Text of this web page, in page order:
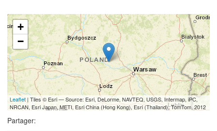
+
−
Leaflet | Tiles © Esri — Source: Esri, DeLorme, NAVTEQ, USGS, Intermap, iPC,
NRCAN, Esri Japan, METI, Esri China (Hong Kong), Esri (Thailand), TomTom, 2012
Partager: